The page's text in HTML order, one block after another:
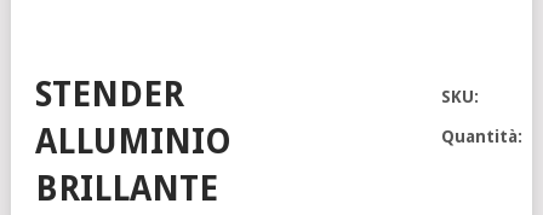
STENDER
ALLUMINIO
BRILLANTE
SKU:
Quantità: